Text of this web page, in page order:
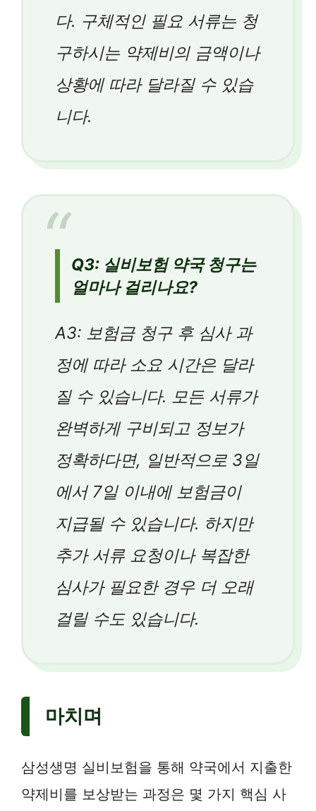
다. 구체적인 필요 서류는 청
구하시는 약제비의 금액이나
상황에 따라 달라질 수 있습
니다.
Q3: 실비보험 약국 청구는
얼마나 걸리나요?
A3: 보험금 청구 후 심사 과
정에 따라 소요 시간은 달라
질 수 있습니다. 모든 서류가
완벽하게 구비되고 정보가
정확하다면, 일반적으로 3일
에서 7일 이내에 보험금이
지급될 수 있습니다. 하지만
추가 서류 요청이나 복잡한
심사가 필요한 경우 더 오래
걸릴 수도 있습니다.
마치며
삼성생명 실비보험을 통해 약국에서 지출한
약제비를 보상받는 과정은 몇 가지 핵심 사